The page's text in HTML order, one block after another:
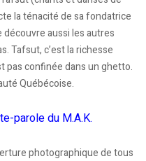
la ténacité de sa fondatrice
aussi les autres
Tafsut, c’est la richesse
pas confinée dans un ghetto.
Québécoise.
parole du M.A.K.
photographique de tous